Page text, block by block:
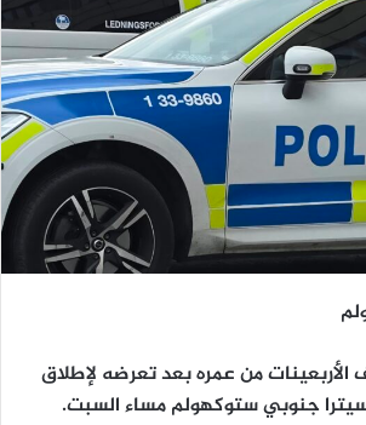
من عمره بعد تعرضه لإطلاق
جنوبي ستوكهولم مساء السبت.